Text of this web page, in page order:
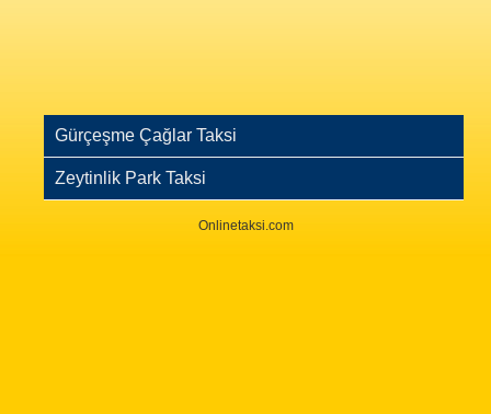
Gürçeşme Çağlar Taksi
Zeytinlik Park Taksi
Onlinetaksi.com